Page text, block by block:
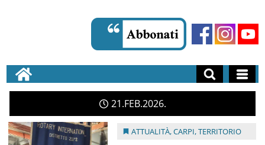
21 FEB 2026
ATTUALITÀ,CARPI,TERRITORIO